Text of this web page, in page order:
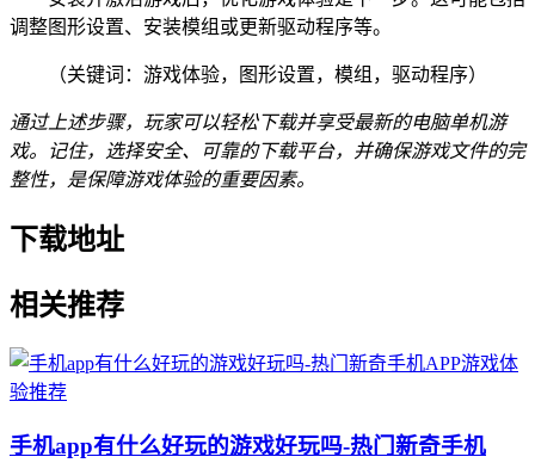
调整图形设置、安装模组或更新驱动程序等。
（关键词：游戏体验，图形设置，模组，驱动程序）
通过上述步骤，玩家可以轻松下载并享受最新的电脑单机游
戏。记住，选择安全、可靠的下载平台，并确保游戏文件的完
整性，是保障游戏体验的重要因素。
下载地址
相关推荐
手机app有什么好玩的游戏好玩吗-热门新奇手机